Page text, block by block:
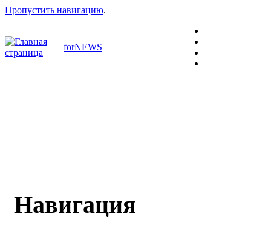
Пропустить навигацию.
forNEWS
Навигация